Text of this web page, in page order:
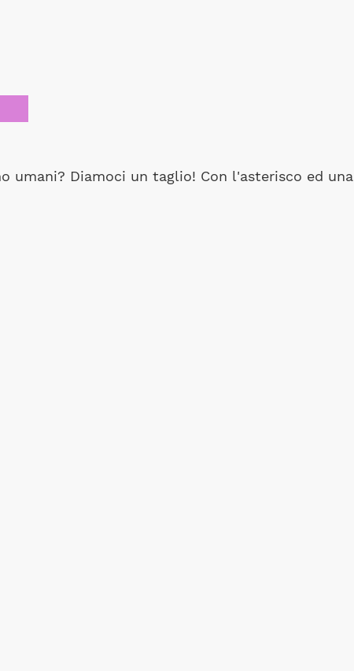
umani? Diamoci un taglio! Con l'asterisco ed una